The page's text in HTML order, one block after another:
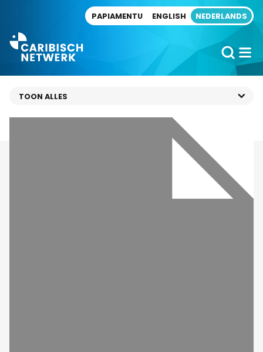
PAPIAMENTU ENGLISH NEDERLANDS